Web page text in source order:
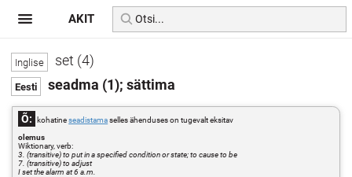
set (4)
seadma (1); sättima
Õ: kohatineseadistamaselles ähenduses on tugevalt eksitav
olemus
Wiktionary, verb:
3. (transitive) to put in a specified condition or state; to cause to be
7. (transitive) to adjust
I set the alarm at 6 a.m.
AKIT